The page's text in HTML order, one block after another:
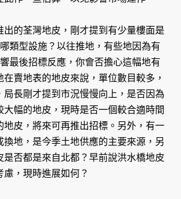
出的荃灣地皮，剛才提到有少量樓面是
類型設施？以往推地，有些地因為有
最後招標反應，你會否擔心這幅地有
賣地表的地皮來說，單位數目較多，
局長剛才提到市況慢慢向上，是否因為
大幅的地皮，現時是否一個較合適時間
地皮，將來可再推出招標。另外，有一
換地，是今季土地供應的主要來源，另
是否都是來自北都？早前說洪水橋地皮
，現時進展如何？